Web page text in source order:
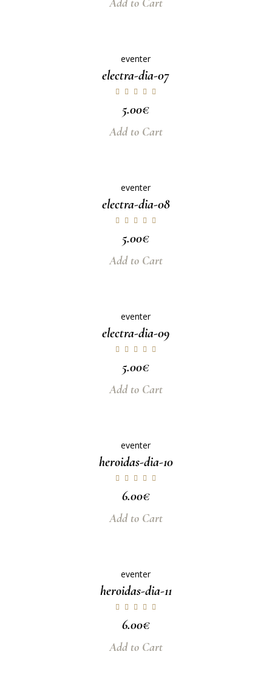
Add to Cart
eventer
electra-dia-07
5.00€
Add to Cart
eventer
electra-dia-08
5.00€
Add to Cart
eventer
electra-dia-09
5.00€
Add to Cart
eventer
heroidas-dia-10
6.00€
Add to Cart
eventer
heroidas-dia-11
6.00€
Add to Cart